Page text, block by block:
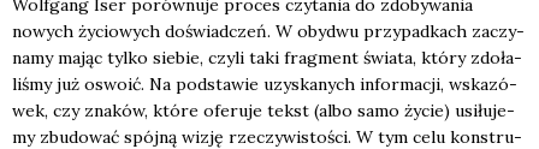
nowych życio­wych doświad­czeń. W oby­dwu przy­pad­kach zaczy­
na­my mając tyl­ko sie­bie, czy­li taki frag­ment świa­ta, któ­ry zdo­ła­
li­śmy już oswo­ić. Na pod­sta­wie uzy­ska­nych infor­ma­cji, wska­zó­
wek, czy zna­ków, któ­re ofe­ru­je tekst (albo samo życie) usi­łu­je­
my zbu­do­wać spój­ną wizję rze­czy­wi­sto­ści. W tym celu kon­stru­